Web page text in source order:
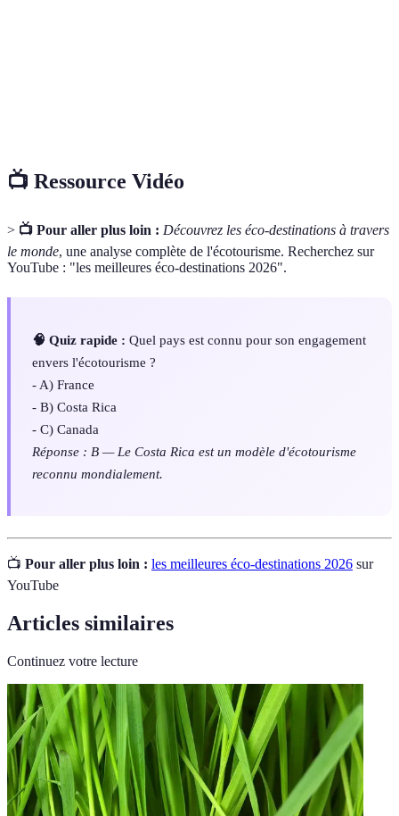
📺 Ressource Vidéo
> 📺 Pour aller plus loin : Découvrez les éco-destinations à travers
le monde, une analyse complète de l'écotourisme. Recherchez sur
YouTube : "les meilleures éco-destinations 2026".
🧠 Quiz rapide : Quel pays est connu pour son engagement
envers l'écotourisme ?
- A) France
- B) Costa Rica
- C) Canada
Réponse : B — Le Costa Rica est un modèle d'écotourisme
reconnu mondialement.
📺 Pour aller plus loin : les meilleures éco-destinations 2026 sur
YouTube
Articles similaires
Continuez votre lecture